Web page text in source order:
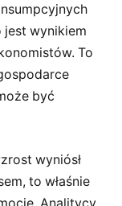
jest wynikiem
To
być
wyniósł
to właśnie